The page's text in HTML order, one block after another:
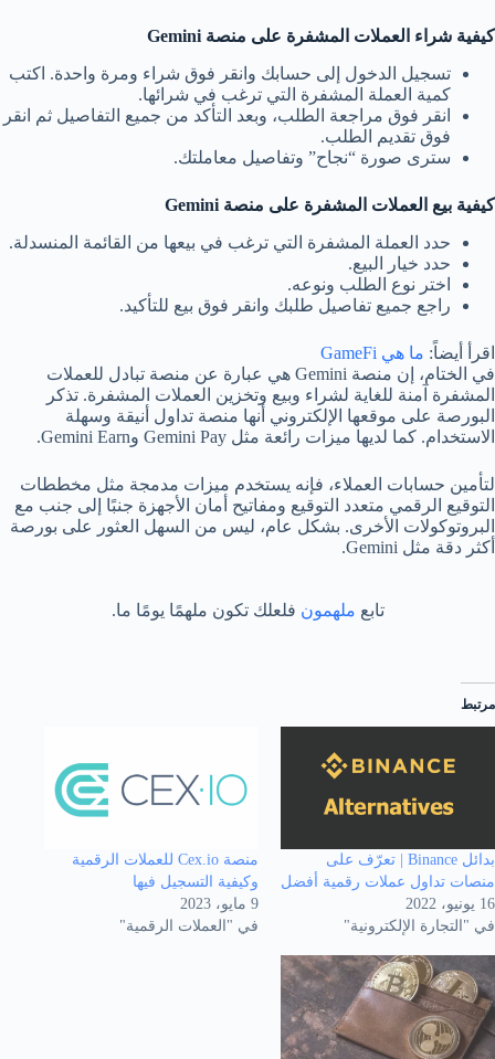
كيفية شراء العملات المشفرة على منصةGemini
تسجيل الدخول إلى حسابك وانقر فوق شراء ومرة ​​واحدة. اكتب
كمية العملة المشفرة التي ترغب في شرائها.
انقر فوق مراجعة الطلب، وبعد التأكد من جميع التفاصيل ثم انقر
فوق تقديم الطلب.
سترى صورة “نجاح” وتفاصيل معاملتك.
كيفية بيع العملات المشفرة على منصة Gemini
حدد العملة المشفرة التي ترغب في بيعها من القائمة المنسدلة.
حدد خيار البيع.
اختر نوع الطلب ونوعه.
راجع جميع تفاصيل طلبك وانقر فوق بيع للتأكيد.
اقرأ أيضاً: ما هي GameFi
في الختام، إن منصة Gemini هي عبارة عن منصة تبادل للعملات
المشفرة آمنة للغاية لشراء وبيع وتخزين العملات المشفرة. تذكر
البورصة على موقعها الإلكتروني أنها منصة تداول أنيقة وسهلة
الاستخدام. كما لديها ميزات رائعة مثل Gemini Pay وGemini Earn.
لتأمين حسابات العملاء، فإنه يستخدم ميزات مدمجة مثل مخططات
التوقيع الرقمي متعدد التوقيع ومفاتيح أمان الأجهزة جنبًا إلى جنب مع
البروتوكولات الأخرى. بشكل عام، ليس من السهل العثور على بورصة
أكثر دقة مثل Gemini.
تابع ملهمون فلعلك تكون ملهمًا يومًا ما.
مرتبط
بدائل Binance | تعرّف على
منصات تداول عملات رقمية أفضل
16 يونيو، 2022
في "التجارة الإلكترونية"
منصة Cex.io للعملات الرقمية
وكيفية التسجيل فيها
9 مايو، 2023
في "العملات الرقمية"